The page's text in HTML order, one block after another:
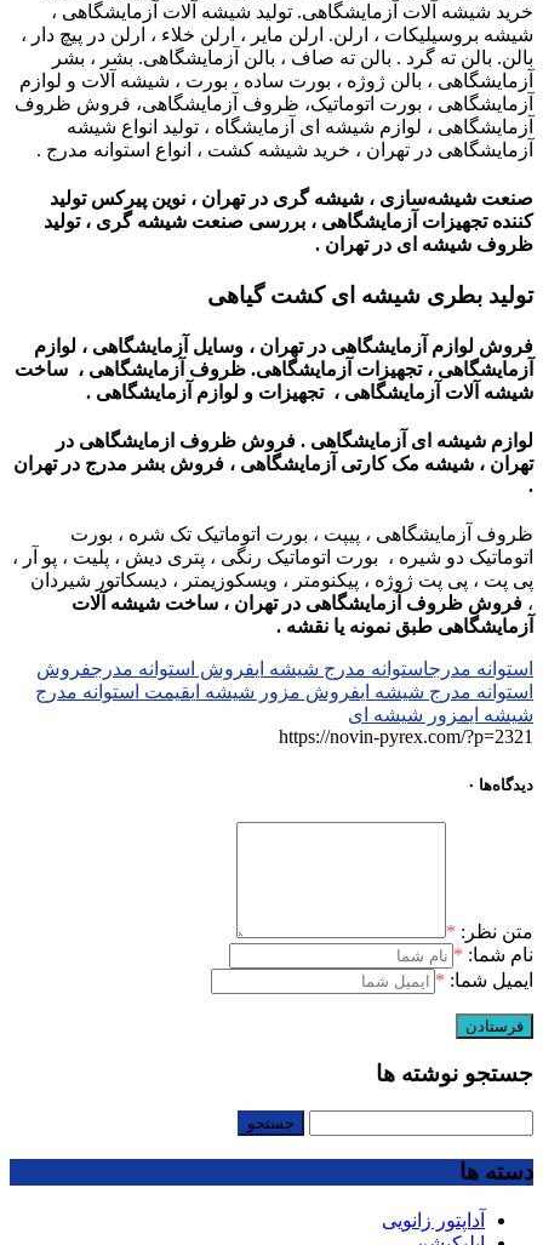
خرید شیشه آلات آزمایشگاهی. تولید شیشه آلات آزمایشگاهی ،
شیشه بروسیلیکات ، ارلن. ارلن مایر ، ارلن خلاء ، ارلن در پیچ دار ،
بالن. بالن ته گرد . بالن ته صاف ، بالن آزمایشگاهی. بشر ، بشر
آزمایشگاهی ، بالن ژوژه ، بورت ساده ، بورت ، شیشه آلات و لوازم
آزمایشگاهی ، بورت اتوماتیک، ظروف آزمایشگاهی، فروش ظروف
آزمایشگاهی ، لوازم شیشه ای آزمایشگاه ، تولید انواع شیشه
آزمایشگاهی در تهران ، خرید شیشه کشت ، انواع استوانه مدرج .
صنعت شیشه‌سازی ، شیشه گری در تهران ، نوین پیرکس تولید
کننده تجهیزات آزمایشگاهی ، بررسی صنعت شیشه گری ،تولید
ظروف شیشه ای در تهران .
تولید بطری شیشه ای کشت گیاهی
فروش لوازم آزمایشگاهی در تهران ، وسایل آزمایشگاهی ، لوازم
آزمایشگاهی ، تجهیزات آزمایشگاهی. ظروف آزمایشگاهی ، ساخت
شیشه آلات آزمایشگاهی ، تجهیزات و لوازم آزمایشگاهی .
لوازم شیشه ای آزمایشگاهی . فروش ظروف ازمایشگاهی در
تهران ، شیشه مک کارتی آزمایشگاهی ، فروش بشر مدرج در تهران
.
ظروف آزمایشگاهی ، پیپت ، بورت اتوماتیک تک شره ، بورت
اتوماتیک دو شیره ، بورت اتوماتیک رنگی ، پتری دیش ، پلیت ، پو آر ،
پی پت ، پی پت ژوژه ، پیکنومتر ، ویسکوزیمتر ، دیسکاتور شیردان
، فروش ظروف آزمایشگاهی در تهران ، ساخت شیشه آلات
آزمایشگاهی طبق نمونه یا نقشه .
استوانه مدرجاستوانه مدرج شیشه ایفروش استوانه مدرجفروش
استوانه مدرج شیشه ایفروش مزور شیشه ایقیمت استوانه مدرج
شیشه ایمزور شیشه ای
https://novin-pyrex.com/?p=2321
دیدگاه‌ها ۰
متن نظر: *
نام شما: *
ایمیل شما: *
جستجو نوشته ها
دسته ها
آداپتور زانویی